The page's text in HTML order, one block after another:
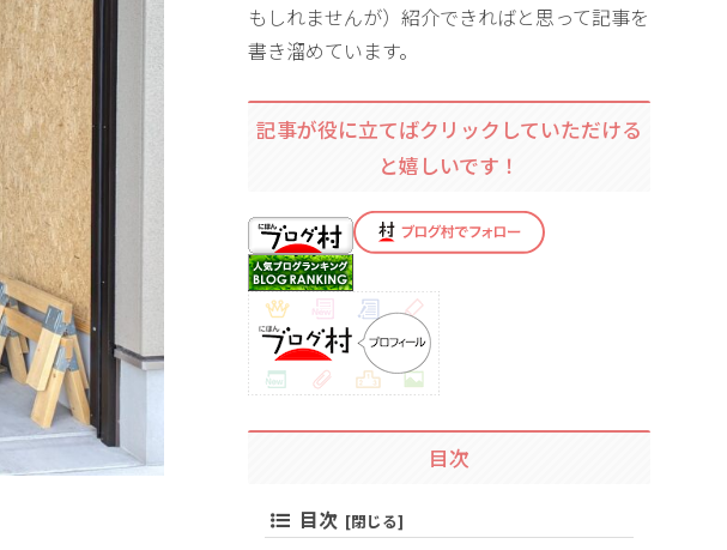
もしれませんが）紹介できればと思って記事を
書き溜めています。
記事が役に立てばクリックしていただける
と嬉しいです！
目次
目次